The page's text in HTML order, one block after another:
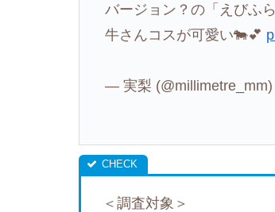
バージョン？の「えびふ
牛さんコスが可愛い🐄💕
— 実梨 (@millimetre_mm)
＜調査対象＞